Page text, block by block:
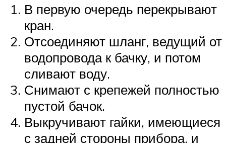
В первую очередь перекрывают
кран.
Отсоединяют шланг, ведущий от
водопровода к бачку, и потом
сливают воду.
Снимают с крепежей полностью
пустой бачок.
Выкручивают гайки, имеющиеся
с задней стороны прибора, и